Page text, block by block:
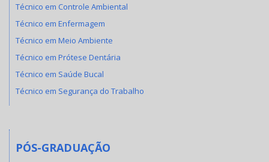
Técnico em Controle Ambiental
Técnico em Enfermagem
Técnico em Meio Ambiente
Técnico em Prótese Dentária
Técnico em Saúde Bucal
Técnico em Segurança do Trabalho
PÓS-GRADUAÇÃO